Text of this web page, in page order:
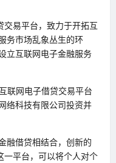
交易平台，致力于开拓互
务市场乱象丛生的环
立互联网电子金融服务
互联网电子借贷交易平台
络科技有限公司投资并
融借贷相结合，创新的
一平台，可以将个人对个